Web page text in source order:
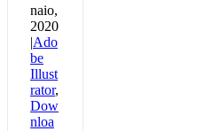
naio,
2020
|Ado
be
Illust
rator,
Dow
nloa